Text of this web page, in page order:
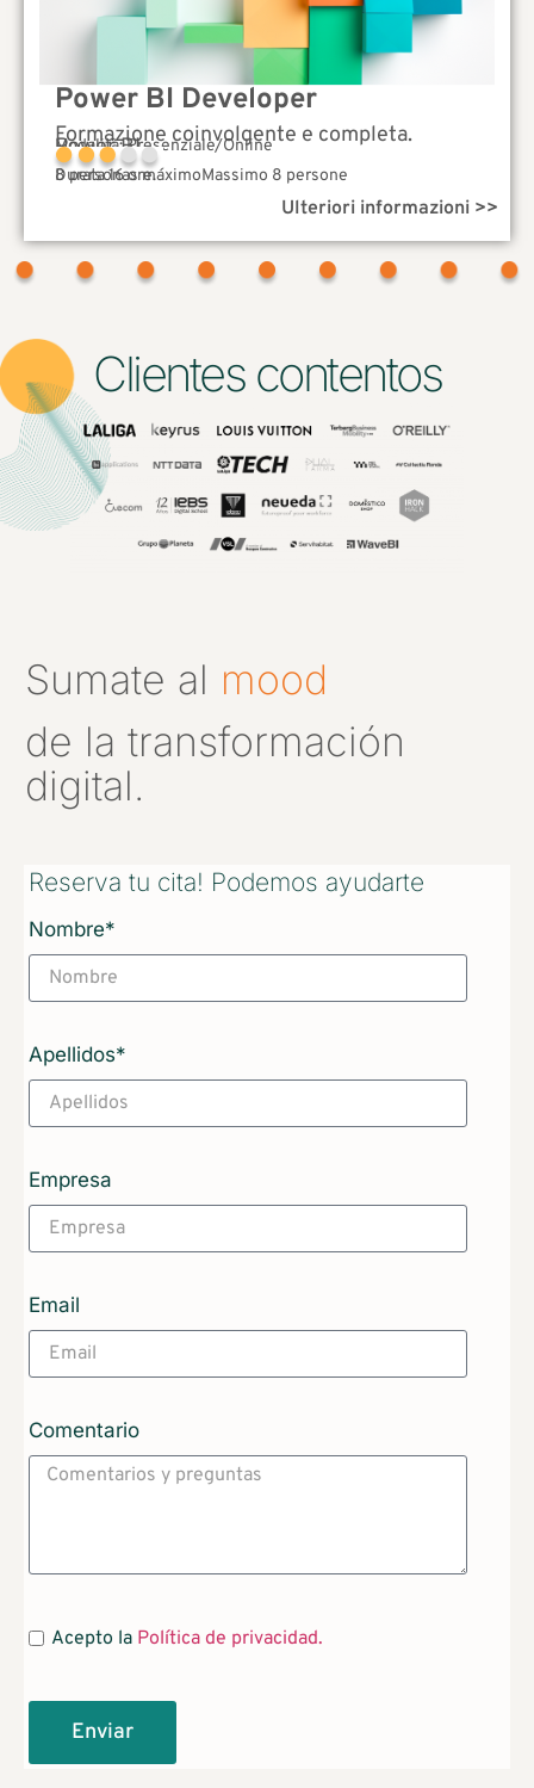
Power BI Developer
Formazione coinvolgente e completa.
Power BI
Modalità: Presenziale/Online
Complessità
Durata 16 ore.
8 personas máximoMassimo 8 persone
Ulteriori informazioni >>
Clientes contentos
Sumate al mood
de la transformación
digital.
Reserva tu cita! Podemos ayudarte
Nombre*
Apellidos*
Empresa
Email
Comentario
Acepto la Política de privacidad.
Enviar